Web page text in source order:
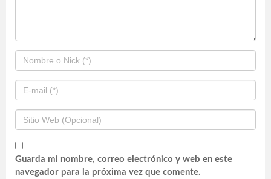
Guarda mi nombre, correo electrónico y web en este
navegador para la próxima vez que comente.